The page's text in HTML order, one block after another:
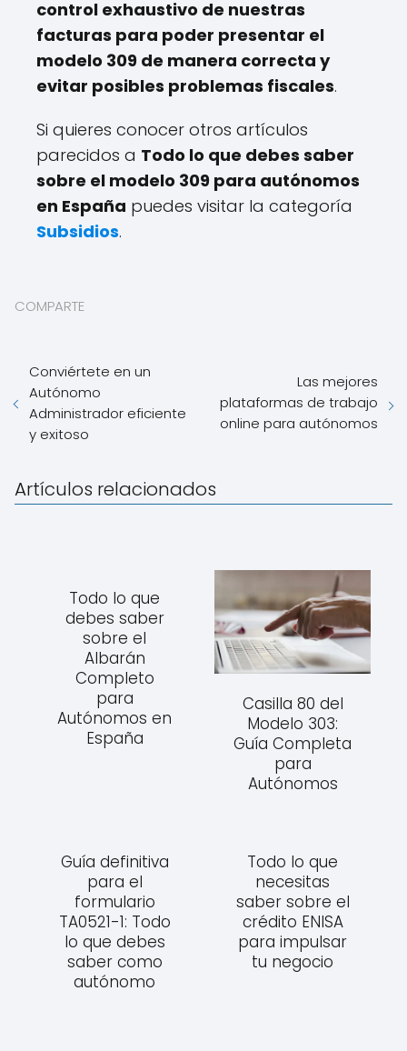
control exhaustivo de nuestras
facturas para poder presentar el
modelo 309 de manera correcta y
evitar posibles problemas fiscales.
Si quieres conocer otros artículos
parecidos a Todo lo que debes saber
sobre el modelo 309 para autónomos
en España puedes visitar la categoría
Subsidios.
COMPARTE
Conviértete en un
Autónomo
Administrador eficiente
y exitoso
Las mejores
plataformas de trabajo
online para autónomos
Artículos relacionados
Todo lo que
debes saber
sobre el
Albarán
Completo
para
Autónomos en
España
Casilla 80 del
Modelo 303:
Guía Completa
para
Autónomos
Guía definitiva
para el
formulario
TA0521-1: Todo
lo que debes
saber como
autónomo
Todo lo que
necesitas
saber sobre el
crédito ENISA
para impulsar
tu negocio